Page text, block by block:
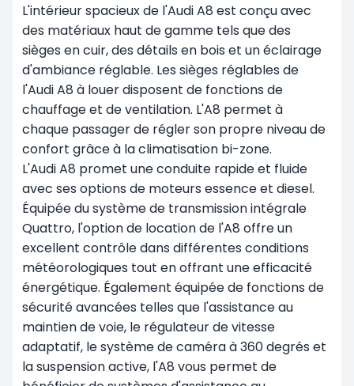
L'intérieur spacieux de l'Audi A8 est conçu avec
des matériaux haut de gamme tels que des
sièges en cuir, des détails en bois et un éclairage
d'ambiance réglable. Les sièges réglables de
l'Audi A8 à louer disposent de fonctions de
chauffage et de ventilation. L'A8 permet à
chaque passager de régler son propre niveau de
confort grâce à la climatisation bi-zone.
L'Audi A8 promet une conduite rapide et fluide
avec ses options de moteurs essence et diesel.
Équipée du système de transmission intégrale
Quattro, l'option de location de l'A8 offre un
excellent contrôle dans différentes conditions
météorologiques tout en offrant une efficacité
énergétique. Également équipée de fonctions de
sécurité avancées telles que l'assistance au
maintien de voie, le régulateur de vitesse
adaptatif, le système de caméra à 360 degrés et
la suspension active, l'A8 vous permet de